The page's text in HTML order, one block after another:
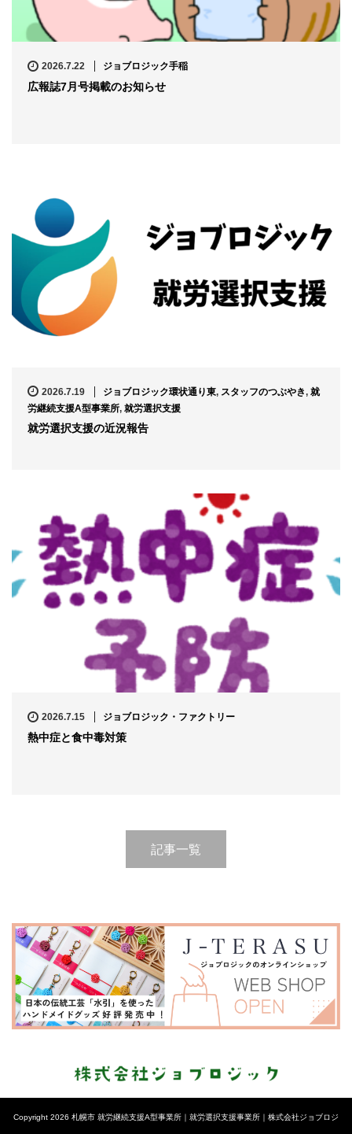
2026.7.22 ジョブロジック手稲
広報誌7月号掲載のお知らせ
2026.7.19 ジョブロジック環状通り東, スタッフのつぶやき, 就
労継続支援A型事業所, 就労選択支援
就労選択支援の近況報告
2026.7.15 ジョブロジック・ファクトリー
熱中症と食中毒対策
記事一覧
Copyright 2026 札幌市 就労継続支援A型事業所｜就労選択支援事業所｜株式会社ジョブロジ